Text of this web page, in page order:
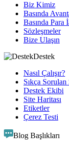
Biz Kimiz
Basında
Basında Para
Sözleşmeler
Bize Ulaşın
Destek
Nasıl Çalışır?
Sıkça
Destek Ekibi
Site Haritası
Etiketler
Çerez Testi
Blog Başlıkları